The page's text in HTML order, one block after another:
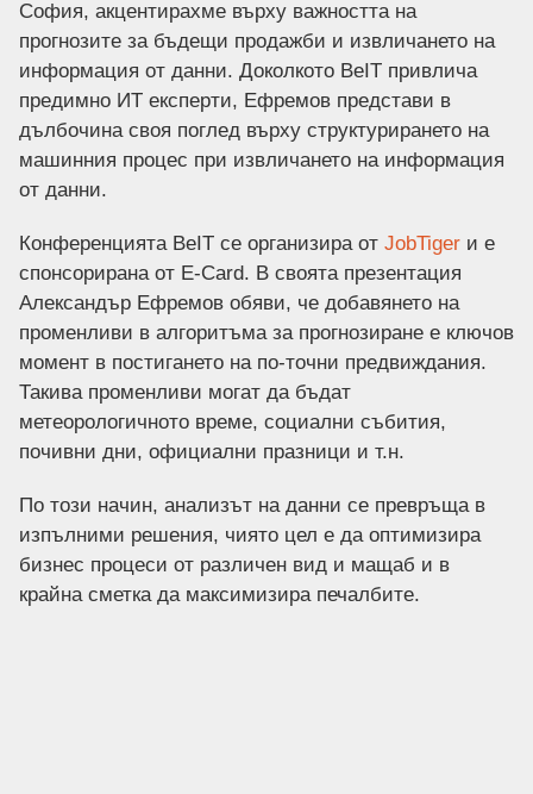
София, акцентирахме върху важността на
прогнозите за бъдещи продажби и извличането на
информация от данни. Доколкото BeIT привлича
предимно ИТ експерти, Ефремов представи в
дълбочина своя поглед върху структурирането на
машинния процес при извличането на информация
от данни.
Конференцията BeIT се организира от JobTigerи е
спонсорирана от E-Card. В своята презентация
Александър Ефремов обяви, че добавянето на
променливи в алгоритъма за прогнозиране е ключов
момент в постигането на по-точни предвиждания.
Такива променливи могат да бъдат
метеорологичното време, социални събития,
почивни дни, официални празници и т.н.
По този начин, анализът на данни се превръща в
изпълними решения, чиято цел е да оптимизира
бизнес процеси от различен вид и мащаб и в
крайна сметка да максимизира печалбите.